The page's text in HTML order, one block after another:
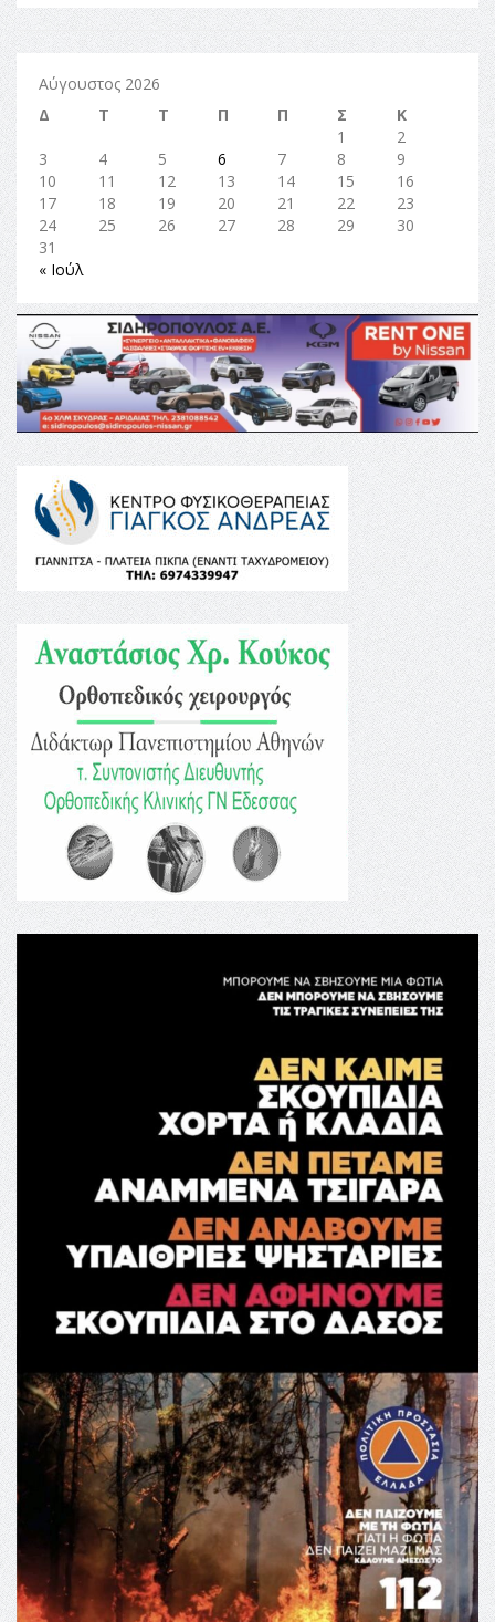
Αύγουστος 2026
Δ
Τ Τ Π Π Σ
Κ
1
2
3
4 5 6 7 8
9
10
11 12 13 14 15
16
17
18 19 20 21 22
23
24
25 26 27 28 29
30
31
« Ιούλ